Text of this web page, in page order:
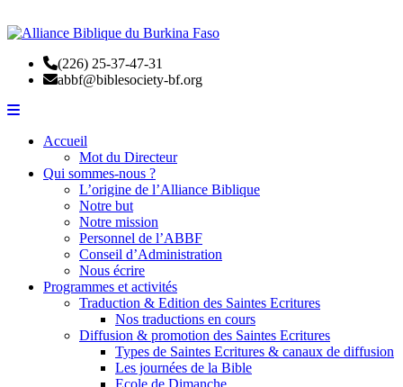
(226) 25-37-47-31
abbf@biblesociety-bf.org
Accueil
Mot du Directeur
Qui sommes-nous ?
L’origine de l’Alliance Biblique
Notre but
Notre mission
Personnel de l’ABBF
Conseil d’Administration
Nous écrire
Programmes et activités
Traduction & Edition des Saintes Ecritures
Nos traductions en cours
Diffusion & promotion des Saintes Ecritures
Types de Saintes Ecritures & canaux de diffusion
Les journées de la Bible
Ecole de Dimanche